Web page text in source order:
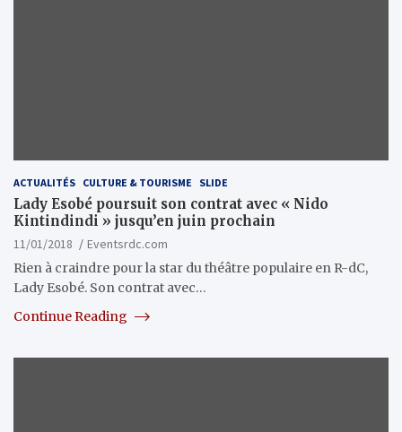
ACTUALITÉS CULTURE & TOURISME SLIDE
Lady Esobé poursuit son contrat avec « Nido
Kintindindi » jusqu’en juin prochain
11/01/2018
Eventsrdc.com
Rien à craindre pour la star du théâtre populaire en R-dC,
Lady Esobé. Son contrat avec…
Continue Reading